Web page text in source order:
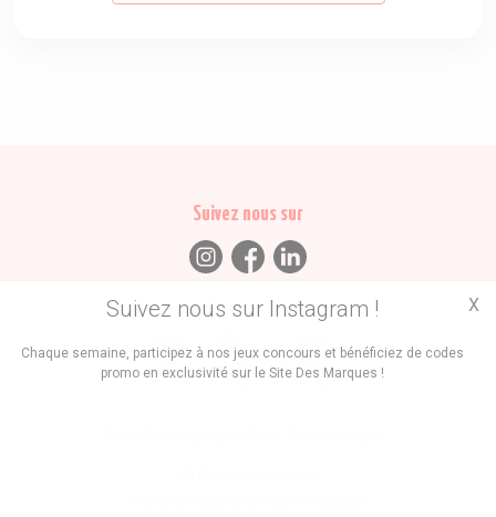
Suivez nous sur Instagram !
Chaque semaine, participez à nos jeux concours et bénéficiez de codes
promo en exclusivité sur le Site Des Marques !
X
Suivez nous sur
Trouvez des
Promos Marques Boutiques